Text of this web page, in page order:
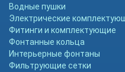
Водные пушки
Электрические
Фитинги и комплектующие
Фонтанные кольца
Интерьерные фонтаны
Фильтрующие сетки